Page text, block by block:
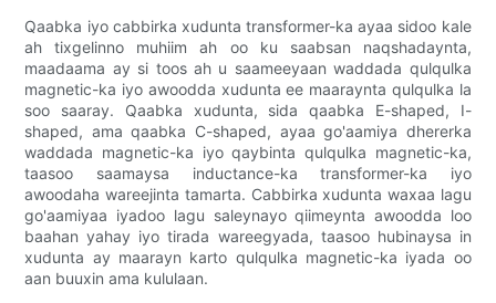
Qaabka iyo cabbirka xudunta transformer-ka ayaa sidoo kale
ah tixgelinno muhiim ah oo ku saabsan naqshadaynta,
maadaama ay si toos ah u saameeyaan waddada qulqulka
magnetic-ka iyo awoodda xudunta ee maaraynta qulqulka la
soo saaray. Qaabka xudunta, sida qaabka E-shaped, I-
shaped, ama qaabka C-shaped, ayaa go'aamiya dhererka
waddada magnetic-ka iyo qaybinta qulqulka magnetic-ka,
taasoo saamaysa inductance-ka transformer-ka iyo
awoodaha wareejinta tamarta. Cabbirka xudunta waxaa lagu
go'aamiyaa iyadoo lagu saleynayo qiimeynta awoodda loo
baahan yahay iyo tirada wareegyada, taasoo hubinaysa in
xudunta ay maarayn karto qulqulka magnetic-ka iyada oo
aan buuxin ama kululaan.